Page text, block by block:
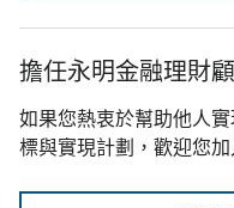
擔任永明金融理財
如果您熱衷於幫助他人
標與實現計劃，歡迎您